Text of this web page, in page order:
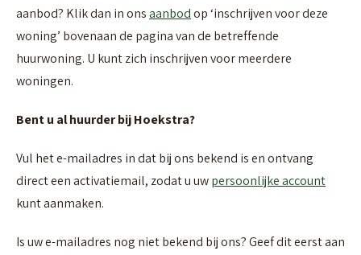
aanbod? Klik dan in onsaanbodop ‘inschrijven voor deze
woning’ bovenaan de pagina van de betreffende
huurwoning. U kunt zich inschrijven voor meerdere
woningen.
Bent u al huurder bij Hoekstra?
Vul het e-mailadres in dat bij ons bekend is en ontvang
direct een activatiemail, zodat u uwpersoonlijke account
kunt aanmaken.
Is uw e-mailadres nog niet bekend bij ons? Geef dit eerst aan